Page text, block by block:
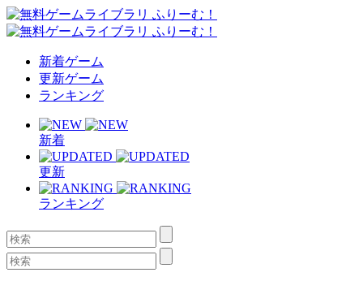
新着ゲーム
更新ゲーム
ランキング
新着
更新
ランキング